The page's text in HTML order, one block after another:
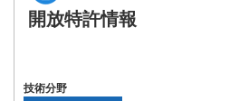
開放特許情報
技術分野